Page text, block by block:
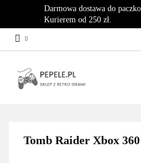
Darmowa dostawa do
Kurierem od 250 zł.
Tomb Raider Xbox 360